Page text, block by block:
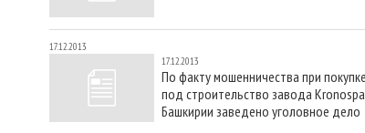
17.12.2013
17.12.2013
По факту мошенничества при
под строительство завода
Башкирии заведено уголовное дело